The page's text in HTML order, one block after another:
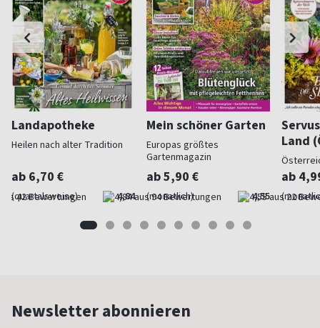
Landapotheke
Heilen nach alter Tradition
ab 6,70 €
(quartalsweise) 4,84
Mein schöner Garten
Europas größtes
Gartenmagazin
ab 5,90 €
(monatlich) 4,55
Land
ab
Newsletter abonnieren